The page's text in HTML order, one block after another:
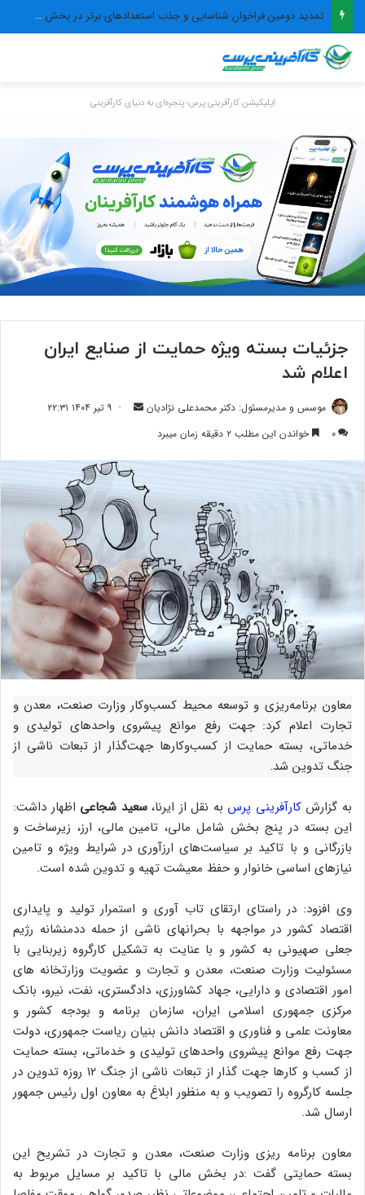
تمدید دومین فراخوان شناسایی و جذب استعدادهای برتر در بخش خصوصی
اپلیکیشن کارآفرینی پرس؛ پنجره‌ای به دنیای کارآفرینی
جزئیات بسته ویژه حمایت از صنایع ایران
اعلام شد
موسس و مدیرمسئول: دکتر محمدعلی نژادیان
ارسال ۹ تیر ۱۴۰۴ ۲۲:۳۱
۰
خواندن این مطلب ۲ دقیقه زمان میبرد
معاون برنامه‌ریزی و توسعه محیط کسب‌وکار وزارت صنعت، معدن و
تجارت اعلام کرد: جهت رفع موانع پیشروی واحدهای تولیدی و
خدماتی، بسته حمایت از کسب‌وکارها جهت‌گذار از تبعات ناشی از
جنگ تدوین شد.
به گزارشکارآفرینی پرس به نقل از ایرنا،سعید شجاعی اظهار داشت:
این بسته در پنج بخش شامل مالی، تامین مالی، ارز، زیرساخت و
بازرگانی و با تاکید بر سیاست‌های ارزآوری در شرایط ویژه و تامین
نیازهای اساسی خانوار و حفظ معیشت تهیه و تدوین شده است.
وی افزود: در راستای ارتقای تاب آوری و استمرار تولید و پایداری
اقتصاد کشور در مواجهه با بحرانهای ناشی از حمله ددمنشانه رژیم
جعلی صهیونی به کشور و با عنایت به تشکیل کارگروه زیربنایی با
مسئولیت وزارت صنعت، معدن و تجارت و عضویت وزارتخانه های
امور اقتصادی و دارایی، جهاد کشاورزی، دادگستری، نفت، نیرو، بانک
مرکزی جمهوری اسلامی ایران، سازمان برنامه و بودجه کشور و
معاونت علمی و فناوری و اقتصاد دانش بنیان ریاست جمهوری، دولت
جهت رفع موانع پیشروی واحدهای تولیدی و خدماتی، بسته حمایت
از کسب و کارها جهت گذار از تبعات ناشی از جنگ ۱۲ روزه تدوین در
جلسه کارگروه را تصویب و به منظور ابلاغ به معاون اول رئیس جمهور
ارسال شد.
معاون برنامه ریزی وزارت صنعت، معدن و تجارت در تشریح این
بسته حمایتی گفت :در بخش مالی با تاکید بر مسایل مربوط به